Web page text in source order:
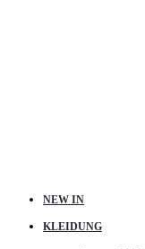
NEW IN
KLEIDUNG